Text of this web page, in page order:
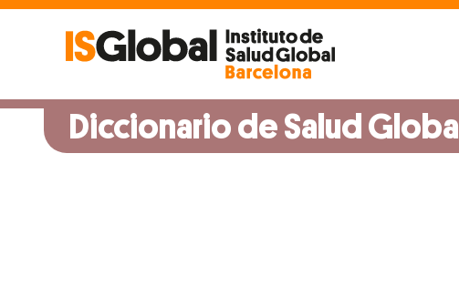
Skip
Diccionario de Salud Global